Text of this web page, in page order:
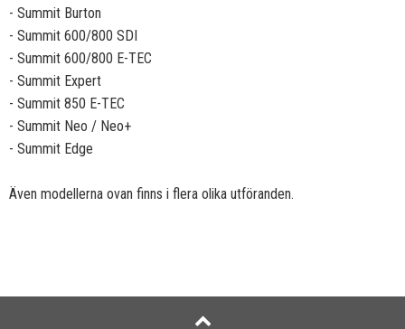
- Summit Burton
- Summit 600/800 SDI
- Summit 600/800 E-TEC
- Summit Expert
- Summit 850 E-TEC
- Summit Neo / Neo+
- Summit Edge
Även modellerna ovan finns i flera olika utföranden.